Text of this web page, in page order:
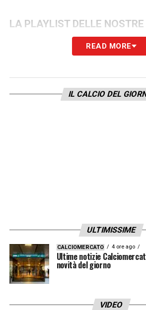
LA PLAYLIST DELLE
READ MORE
IL CALCIO DEL
ULTIMISSIME
CALCIOMERCATO 4 ore ago
Ultime notizie
novità del giorno
VIDEO